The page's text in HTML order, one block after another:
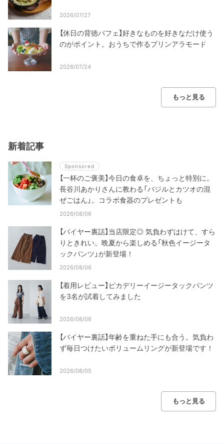
2026/07/27
【休日の背徳パフェ】好きなものを好きなだけ使う
のがポイント。おうちで作るプリンアラモード
2026/07/24
もっと見る
新着記事
Sponsored
【一杯のご褒美】今日の食卓を、ちょっと特別に。
長谷川あかりさんに教わる「バジルとカツオの混
ぜごはん」。コラボ食器のプレゼントも
2026/08/06
【バイヤー裏話】当店限定◎ 気負わずはけて、すら
りときれい。晩夏から楽しめる「秋色イージータ
ックパンツ」が新登場！
2026/08/06
【着用レビュー】ピカデリーイージータックパンツ
を3名が試着してみました
2026/08/06
【バイヤー裏話】年齢を重ねた手にも合う。気負わ
ず毎日つけたいボリュームリングが新登場です！
2026/08/05
もっと見る